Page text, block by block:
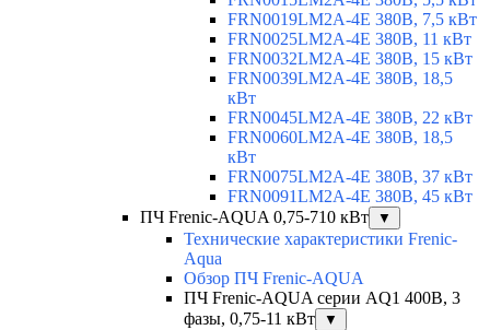
FRN0019LM2A-4E 380В, 7,5 кВт
FRN0025LM2A-4E 380В, 11 кВт
FRN0032LM2A-4E 380В, 15 кВт
FRN0039LM2A-4E 380В, 18,5
кВт
FRN0045LM2A-4E 380В, 22 кВт
FRN0060LM2A-4E 380В, 18,5
кВт
FRN0075LM2A-4E 380В, 37 кВт
FRN0091LM2A-4E 380В, 45 кВт
ПЧ Frenic-AQUA 0,75-710 кВт
▼
Технические характеристики Frenic-
Aqua
Обзор ПЧ Frenic-AQUA
ПЧ Frenic-AQUA серии AQ1 400В, 3
фазы, 0,75-11 кВт
▼